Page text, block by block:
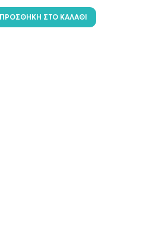
ΠΡΟΣΘΉΚΗ ΣΤΟ ΚΑΛΆΘΙ